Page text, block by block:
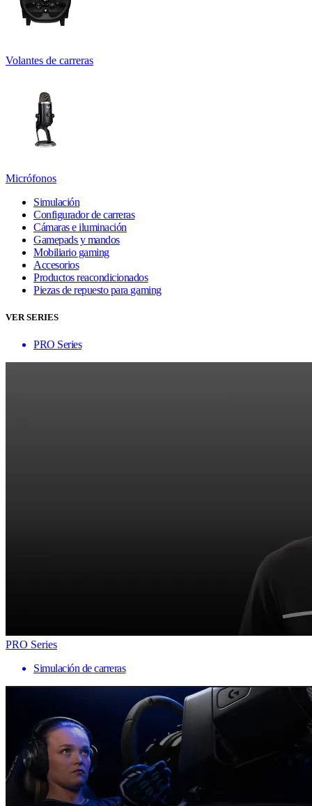
Volantes de carreras
Micrófonos
Simulación
Configurador de carreras
Cámaras e iluminación
Gamepads y mandos
Mobiliario gaming
Accesorios
Productos reacondicionados
Piezas de repuesto para gaming
VER SERIES
PRO Series
PRO Series
Simulación de carreras